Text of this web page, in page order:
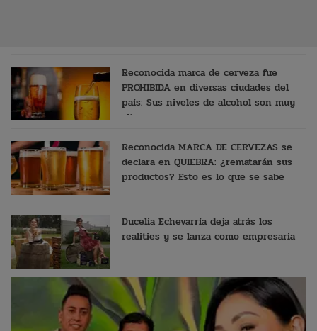
Reconocida marca de cerveza fue
PROHIBIDA en diversas ciudades del
país: Sus niveles de alcohol son muy
altos
Reconocida MARCA DE CERVEZAS se
declara en QUIEBRA: ¿rematarán sus
productos? Esto es lo que se sabe
Ducelia Echevarría deja atrás los
realities y se lanza como empresaria